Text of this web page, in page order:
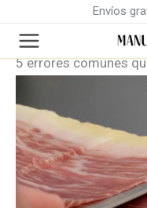
contenido
Envíos
5 errores comunes